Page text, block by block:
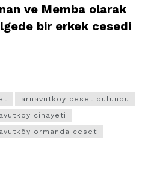
ve Memba olarak
bir erkek cesedi
arnavutköy ceset bulundu
cinayeti
ormanda ceset